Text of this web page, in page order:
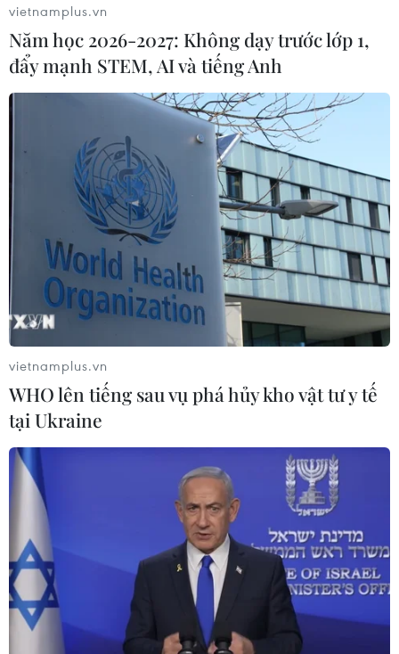
AS Roma ngược dòng đánh bại Inter trong
ngày thiếu vắng Mourinho
02/10/2022 00:16
sau trận thắng 2-1 trước Inter, trong khi AC Milan có
được chiến thắng kịch tính 3-1 trước Empoli.
vietnamplus.vn
Năm học 2026-2027: Không dạy trước lớp 1,
đẩy mạnh STEM, AI và tiếng Anh
vietnamplus.vn
WHO lên tiếng sau vụ phá hủy kho vật tư y tế
tại Ukraine